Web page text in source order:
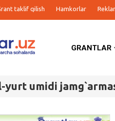
taklif qilish Hamkorlar
GRANTLAR
yurt umidi